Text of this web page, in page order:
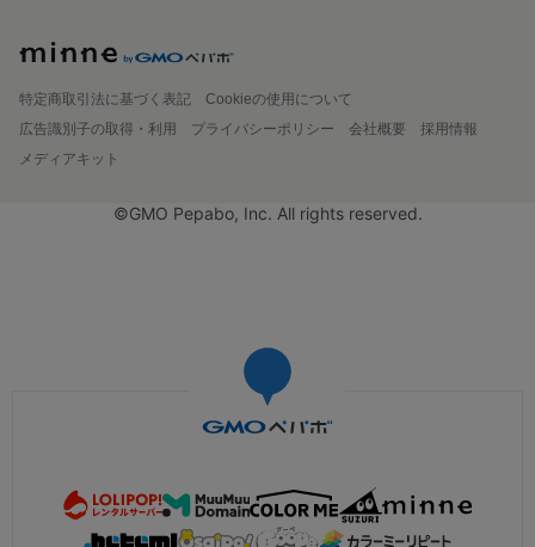
特定商取引法に基づく表記
Cookieの使用について
広告識別子の取得・利用
プライバシーポリシー 会社概要
採用情報
メディアキット
©GMO Pepabo, Inc. All rights reserved.